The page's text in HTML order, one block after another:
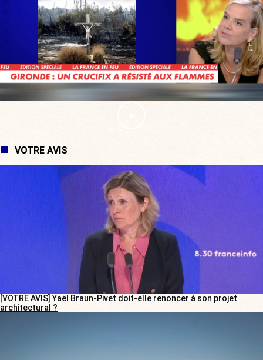
VOTRE AVIS
[VOTRE AVIS] Yaël Braun-Pivet doit-elle renoncer à son projet
architectural ?